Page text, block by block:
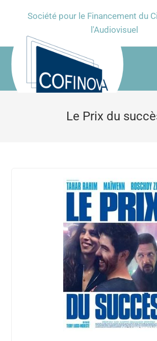
Société pour le Financement du
l'Audiovisuel
Le Prix du